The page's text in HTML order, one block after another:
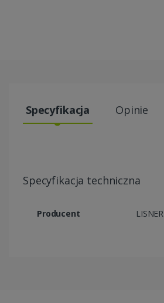
Specyfikacja Opinie
Specyfikacja techniczna
Producent LISNER